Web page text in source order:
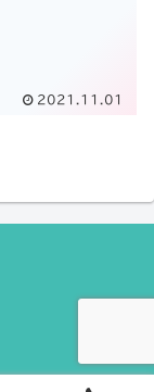
2021.11.01